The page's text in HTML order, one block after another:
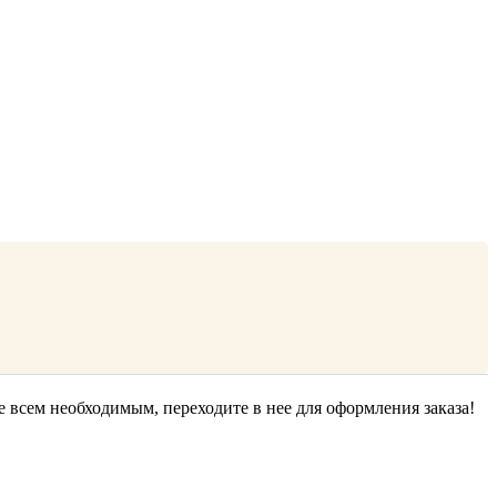
необходимым, переходите в нее для оформления заказа!